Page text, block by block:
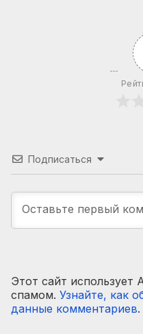
Подписаться
Этот сайт использует
спамом. Узнайте, как
данные комментариев.